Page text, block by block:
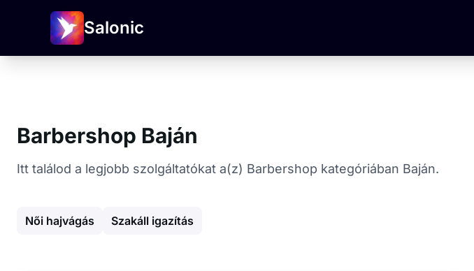
Salonic
Barbershop Baján
Itt találod a legjobb szolgáltatókat a(z) Barbershop kategóriában Baján.
Női hajvágás Szakáll igazítás